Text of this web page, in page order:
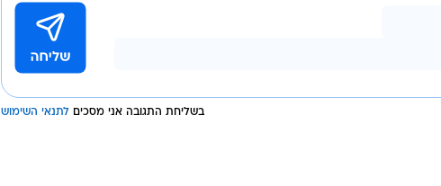
בשליחת התגובה אני מסכים לתנאי השימוש